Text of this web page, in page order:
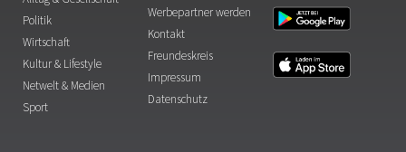
Politik
Wirtschaft
Kultur & Lifestyle
Netwelt & Medien
Sport
Werbepartner werden
Kontakt
Freundeskreis
Impressum
Datenschutz